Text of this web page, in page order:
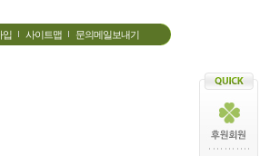
입 사이트맵 문의메일보내기